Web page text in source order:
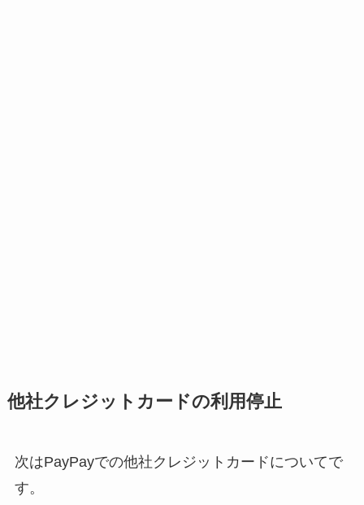
他社クレジットカードの利用停止
次はPayPayでの他社クレジットカードについてで
す。